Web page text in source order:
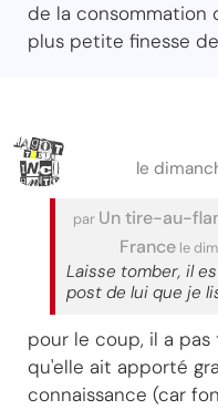
de la consommation
plus petite finesse
le
par Un tire-au-
France le
Laisse tomber, il
post de lui que je
pour le coup, il a
qu'elle ait apporté
connaissance (car